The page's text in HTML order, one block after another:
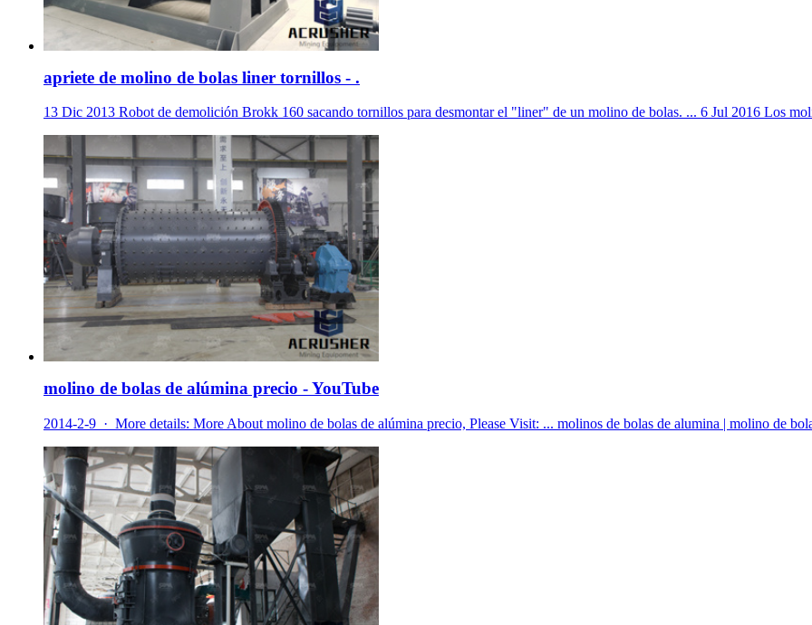
apriete de molino de bolas liner tornillos - .
13 Dic 2013 Robot de demolición Brokk 160 sacando tornillos para desmontar el "liner" de un molino de bolas. ... 6 Jul 2016 Los
molino de bolas de alúmina precio - YouTube
2014-2-9 · More details: More About molino de bolas de alúmina precio, Please Visit: ... molinos de bolas de alumina | molino de